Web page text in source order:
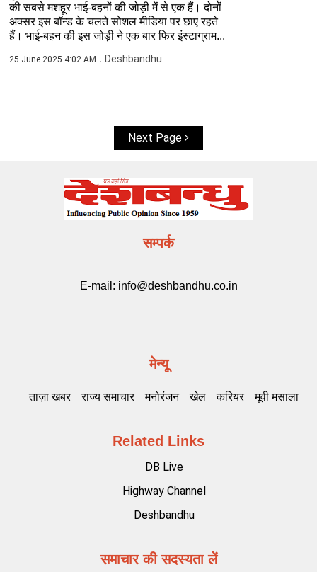
की सबसे मशहूर भाई-बहनों की जोड़ी में से एक हैं। दोनों
अक्सर इस बॉन्ड के चलते सोशल मीडिया पर छाए रहते
हैं। भाई-बहन की इस जोड़ी ने एक बार फिर इंस्टाग्राम...
25 June 2025 4:02 AM Deshbandhu
Next Page
सम्पर्क
E-mail: info@deshbandhu.co.in
मेन्यू
ताज़ा खबर राज्य समाचार मनोरंजन खेल करियर मूवी मसाला
Related Links
DB Live
Highway Channel
Deshbandhu
समाचार की सदस्यता लें